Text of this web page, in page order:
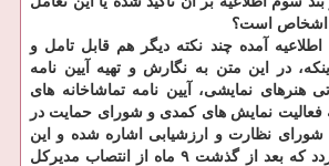
است؟
آمده چند نكته دیگر هم قابل تامل و
در این متن به نگارش و تهیه آیین نامه
نمایشی، آیین نامه تماشاخانه های
نمایش های كمدی و شورای حمایت در
شورای نظارت و ارزشیابی اشاره شده و این
پرسش مطرح می گردد كه بعد از گذشت ۹ ماه از انتصاب مدیركل